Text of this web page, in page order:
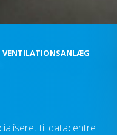
VENTILATIONSANLÆG
til datacentre